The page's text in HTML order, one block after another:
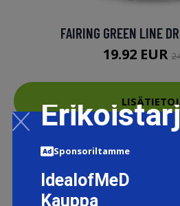
FAIRING GREEN LINE
19.92 EUR
Sponsoriltamme
IdealofMeD
Kauppa